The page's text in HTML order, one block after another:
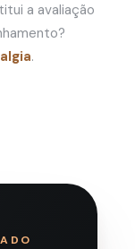
a avaliação
.